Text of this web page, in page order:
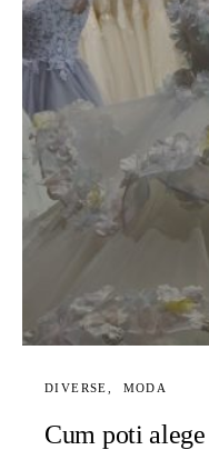
DIVERSE MODA
Cum poti